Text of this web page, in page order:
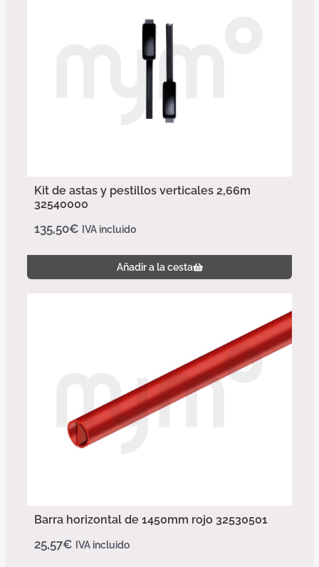
Kit de astas y pestillos verticales 2,66m
32540000
135,50€ IVA incluido
Añadir a la cesta
Barra horizontal de 1450mm rojo 32530501
25,57€ IVA incluido